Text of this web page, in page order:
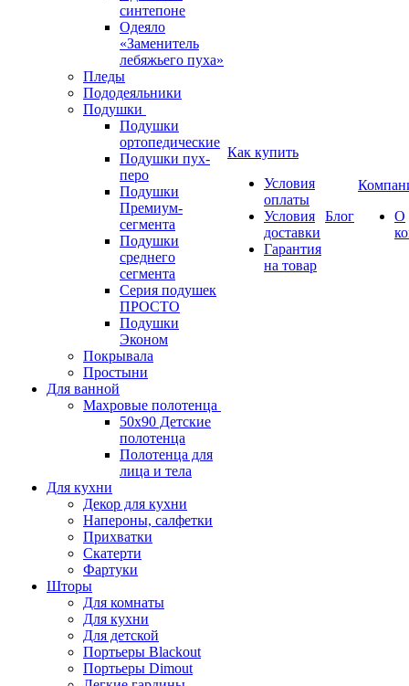
синтепоне
Одеяло
«Заменитель
лебяжьего пуха»
Пледы
Пододеяльники
Подушки
Подушки
ортопедические
Подушки пух-
перо
Подушки
Премиум-
сегмента
Подушки
среднего
сегмента
Серия подушек
ПРОСТО
Подушки
Эконом
Покрывала
Простыни
Для ванной
Махровые полотенца
50х90 Детские
полотенца
Полотенца для
лица и тела
Для кухни
Декор для кухни
Напероны, салфетки
Прихватки
Скатерти
Фартуки
Шторы
Для комнаты
Для кухни
Для детской
Портьеры Blackout
Портьеры Dimout
Как купить
Условия
оплаты
Условия
доставки
Гарантия
на товар
Блог
О